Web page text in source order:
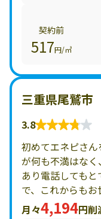
契約前
517円/㎥
三重県尾鷲市
3.8
初めてエネピさ
が何も不満はな
あり電話しても
で、これからもお
月々4,194円削